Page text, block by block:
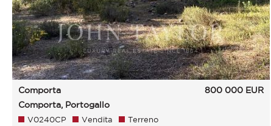
Comporta
Comporta, Portogallo
800 000 EUR
V0240CP Vendita Terreno